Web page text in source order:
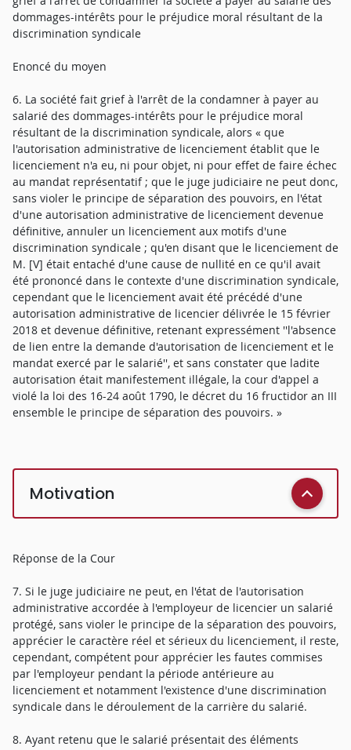
dommages-intérêts pour le préjudice moral résultant de la
discrimination syndicale
Enoncé du moyen
6. La société fait grief à l'arrêt de la condamner à payer au
salarié des dommages-intérêts pour le préjudice moral
résultant de la discrimination syndicale, alors « que
l'autorisation administrative de licenciement établit que le
licenciement n'a eu, ni pour objet, ni pour effet de faire échec
au mandat représentatif ; que le juge judiciaire ne peut donc,
sans violer le principe de séparation des pouvoirs, en l'état
d'une autorisation administrative de licenciement devenue
définitive, annuler un licenciement aux motifs d'une
discrimination syndicale ; qu'en disant que le licenciement de
M. [V] était entaché d'une cause de nullité en ce qu'il avait
été prononcé dans le contexte d'une discrimination syndicale,
cependant que le licenciement avait été précédé d'une
autorisation administrative de licencier délivrée le 15 février
2018 et devenue définitive, retenant expressément ''l'absence
de lien entre la demande d'autorisation de licenciement et le
mandat exercé par le salarié'', et sans constater que ladite
autorisation était manifestement illégale, la cour d'appel a
violé la loi des 16-24 août 1790, le décret du 16 fructidor an III
ensemble le principe de séparation des pouvoirs. »
Motivation
Réponse de la Cour
7. Si le juge judiciaire ne peut, en l'état de l'autorisation
administrative accordée à l'employeur de licencier un salarié
protégé, sans violer le principe de la séparation des pouvoirs,
apprécier le caractère réel et sérieux du licenciement, il reste,
cependant, compétent pour apprécier les fautes commises
par l'employeur pendant la période antérieure au
licenciement et notamment l'existence d'une discrimination
syndicale dans le déroulement de la carrière du salarié.
8. Ayant retenu que le salarié présentait des éléments